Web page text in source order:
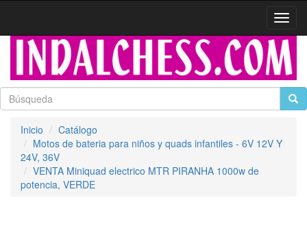
Inicio
Catálogo
Motos de bateria para niños y quads infantiles - 6V 12V Y
24V, 36V
VENTA Miniquad electrico MTR PIRANHA 1000w de
potencia, VERDE